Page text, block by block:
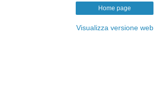
Home page
Visualizza versione web